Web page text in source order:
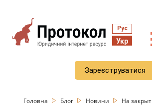
Рус
Укр
Зареєструватися
Головна Блог Новини
На